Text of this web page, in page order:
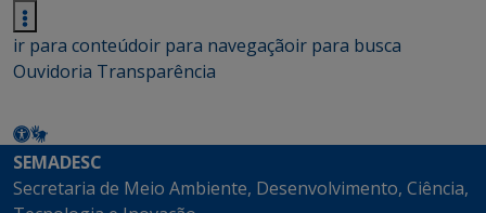
ir para conteúdoir para navegaçãoir para busca
Ouvidoria Transparência
SEMADESC
Secretaria de Meio Ambiente, Desenvolvimento, Ciência,